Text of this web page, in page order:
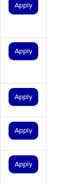
Apply
Apply
Apply
Apply
Apply